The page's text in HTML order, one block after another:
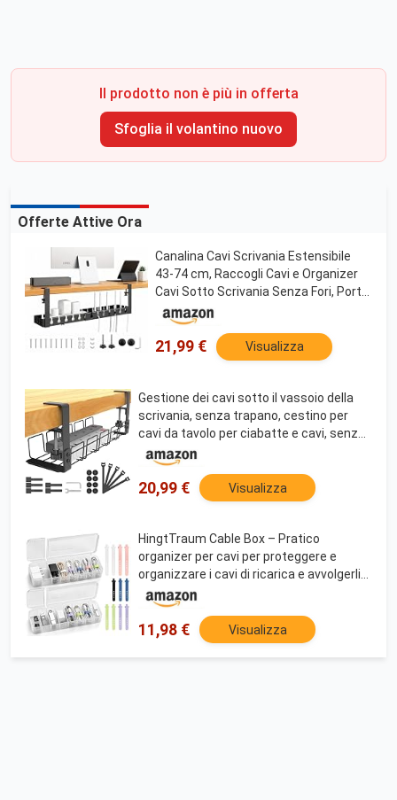
Il prodotto non è più in offerta
Sfoglia il volantino nuovo
Offerte Attive Ora
Canalina Cavi Scrivania Estensibile
43-74 cm, Raccogli Cavi e Organizer
Cavi Sotto Scrivania Senza Fori, Porta
Cavi in Metallo, Sistema Cable
Management per Ufficio e Home
Office
21,99 € Visualizza
Gestione dei cavi sotto il vassoio della
scrivania, senza trapano, cestino per
cavi da tavolo per ciabatte e cavi, senza
viti, morsetto organizer per cavi, per
casa, ufficio, cucina e scrivanie in
20,99 € Visualizza
HingtTraum Cable Box – Pratico
organizer per cavi per proteggere e
organizzare i cavi di ricarica e avvolgerli
in modo
11,98 € Visualizza